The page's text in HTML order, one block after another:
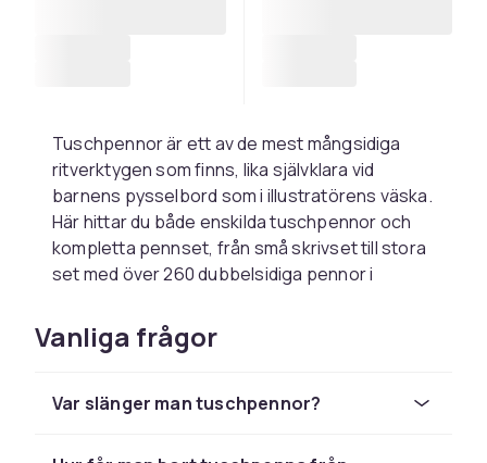
Tuschpennor är ett av de mest mångsidiga
ritverktygen som finns, lika självklara vid
barnens pysselbord som i illustratörens väska.
Här hittar du både enskilda tuschpennor och
kompletta pennset, från små skrivset till stora
set med över 260 dubbelsidiga pennor i
Vattenbaserade eller
Vattenbaserade tuschpennor är
Vanliga frågor
Var slänger man tuschpennor?